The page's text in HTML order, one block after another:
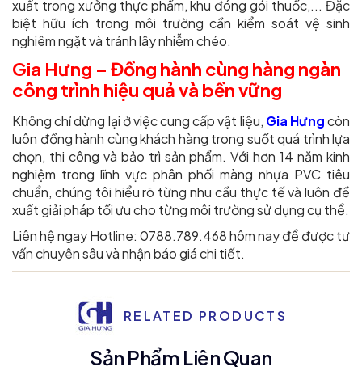
xuất trong xưởng thực phẩm, khu đóng gói thuốc,... Đặc
biệt hữu ích trong môi trường cần kiểm soát vệ sinh
nghiêm ngặt và tránh lây nhiễm chéo.
Gia Hưng – Đồng hành cùng hàng ngàn
công trình hiệu quả và bền vững
Không chỉ dừng lại ở việc cung cấp vật liệu, Gia Hưngcòn
luôn đồng hành cùng khách hàng trong suốt quá trình lựa
chọn, thi công và bảo trì sản phẩm. Với hơn 14 năm kinh
nghiệm trong lĩnh vực phân phối màng nhựa PVC tiêu
chuẩn, chúng tôi hiểu rõ từng nhu cầu thực tế và luôn đề
xuất giải pháp tối ưu cho từng môi trường sử dụng cụ thể.
Liên hệ ngay Hotline: 0788.789.468 hôm nay để được tư
vấn chuyên sâu và nhận báo giá chi tiết.
RELATED PRODUCTS
Sản Phẩm Liên Quan